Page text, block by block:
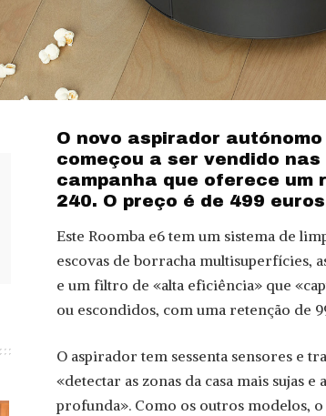
O novo aspirador
começou a ser vendido
campanha que oferece
240. O preço é de 499
Este Roomba e6 tem um sistema de
escovas de borracha multisuperfícies,
e um filtro de «alta eficiência» que
ou escondidos, com uma retenção de
O aspirador tem sessenta sensores e
«detectar as zonas da casa mais sujas
profunda». Como os outros modelos,